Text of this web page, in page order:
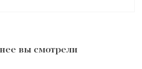
вы смотрели